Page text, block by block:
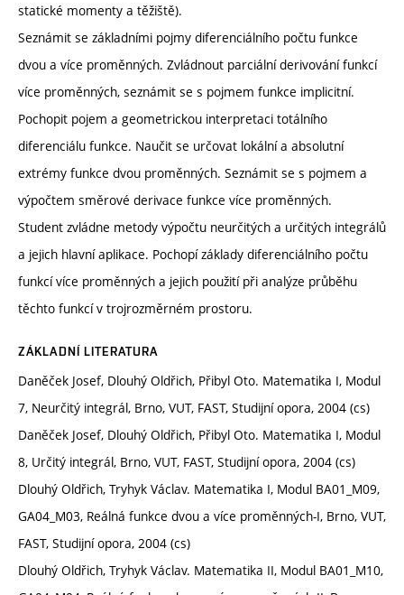
statické momenty a těžiště).
Seznámit se základními pojmy diferenciálního počtu funkce
dvou a více proměnných. Zvládnout parciální derivování funkcí
více proměnných, seznámit se s pojmem funkce implicitní.
Pochopit pojem a geometrickou interpretaci totálního
diferenciálu funkce. Naučit se určovat lokální a absolutní
extrémy funkce dvou proměnných. Seznámit se s pojmem a
výpočtem směrové derivace funkce více proměnných.
Student zvládne metody výpočtu neurčitých a určitých integrálů
a jejich hlavní aplikace. Pochopí základy diferenciálního počtu
funkcí více proměnných a jejich použití při analýze průběhu
těchto funkcí v trojrozměrném prostoru.
ZÁKLADNÍ LITERATURA
Daněček Josef, Dlouhý Oldřich, Přibyl Oto. Matematika I, Modul
7, Neurčitý integrál, Brno, VUT, FAST, Studijní opora, 2004 (cs)
Daněček Josef, Dlouhý Oldřich, Přibyl Oto. Matematika I, Modul
8, Určitý integrál, Brno, VUT, FAST, Studijní opora, 2004 (cs)
Dlouhý Oldřich, Tryhyk Václav. Matematika I, Modul BA01_M09,
GA04_M03, Reálná funkce dvou a více proměnných-I, Brno, VUT,
FAST, Studijní opora, 2004 (cs)
Dlouhý Oldřich, Tryhyk Václav. Matematika II, Modul BA01_M10,